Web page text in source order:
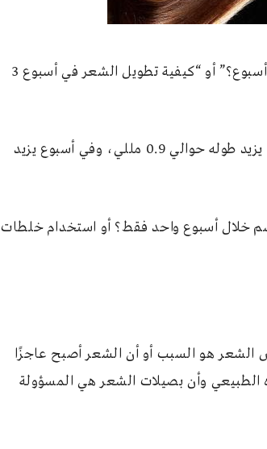
أيضًا من أكثر الأسئلة الشائعة التي نراها “ما هي طريقة تطويل الشعر 10 سم في أسبوع؟” أو “كيفية تطويل الشعر في أسبوع 3
في الواقع، يزيد طول الشعر يوميًا بمعدل 0.3 مللي في اليوم، أي أنه خلال 3 أيام يزيد طوله حوالي 0.9 مللي، وفي أسبوع يزيد
شهر واحد لا يزيد طول الشعر أكثر من 1 سم، فكيف تريدين تطويله 10 سم خلال أسبوع واحد فقط؟ أو استخدام خلطات
الشعر هو السبب أو أن الشعر أصبح عاجزًا
الطبيعي وأن بصيلات الشعر هي المسؤولة